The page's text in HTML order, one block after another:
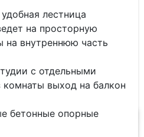
лестница
на просторную
на внутреннюю часть
с отдельными
выход на балкон
бетонные опорные